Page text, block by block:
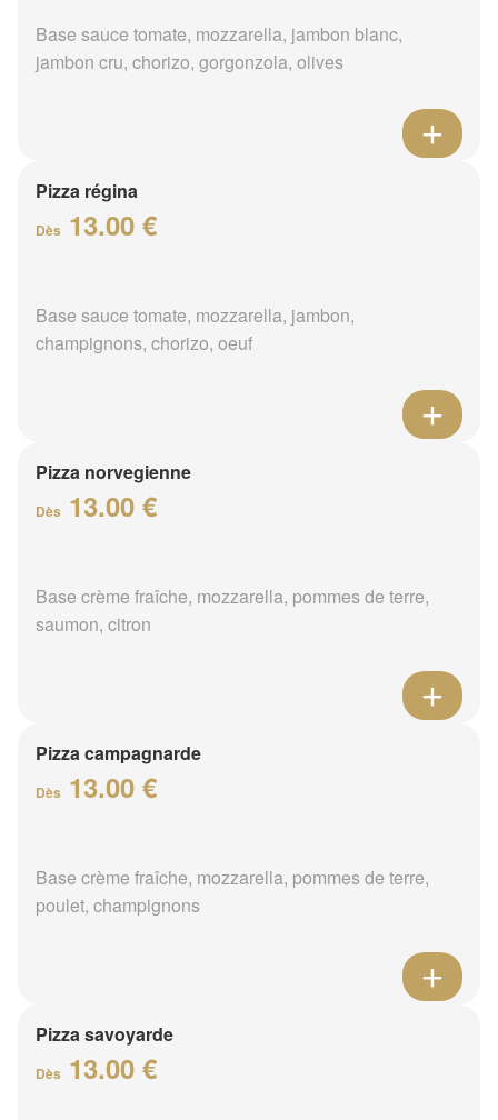
Base sauce tomate, mozzarella, jambon blanc,
jambon cru, chorizo, gorgonzola, olives
Pizza régina
Dès 13.00 €
Base sauce tomate, mozzarella, jambon,
champignons, chorizo, oeuf
Pizza norvegienne
Dès 13.00 €
Base crème fraîche, mozzarella, pommes de terre,
saumon, citron
Pizza campagnarde
Dès 13.00 €
Base crème fraîche, mozzarella, pommes de terre,
poulet, champignons
Pizza savoyarde
Dès 13.00 €